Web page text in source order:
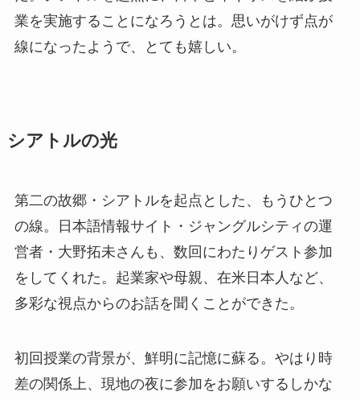
業を実施することになろうとは。思いがけず点が
線になったようで、とても嬉しい。
シアトルの光
第二の故郷・シアトルを起点とした、もうひとつ
の線。日本語情報サイト・ジャングルシティの運
営者・大野拓未さんも、数回にわたりゲスト参加
をしてくれた。起業家や母親、在米日本人など、
多彩な視点からのお話を聞くことができた。
初回授業の背景が、鮮明に記憶に蘇る。やはり時
差の関係上、現地の夜に参加をお願いするしかな